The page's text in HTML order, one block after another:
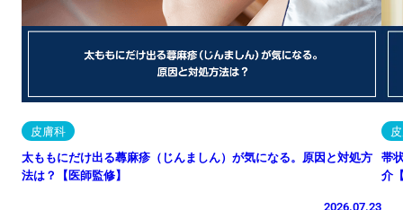
皮膚科
太ももにだけ出る蕁麻疹（じんましん）が気になる。原因と対処方
法は？【医師監修】
2026.07.23
帯
介